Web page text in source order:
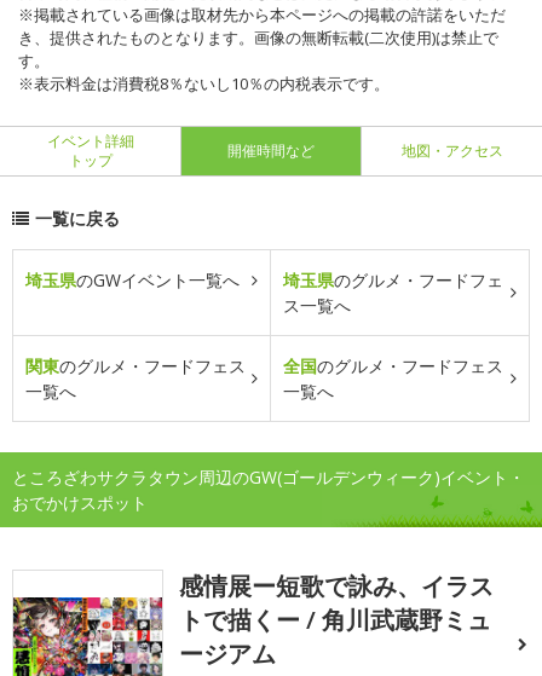
※掲載されている画像は取材先から本ページへの掲載の許諾をいただ
き、提供されたものとなります。画像の無断転載(二次使用)は禁止で
す。
※表示料金は消費税8％ないし10％の内税表示です。
イベント詳細
トップ
開催時間など 地図・アクセス
一覧に戻る
埼玉県のGWイベント一覧へ 埼玉県のグルメ・フードフェ
ス一覧へ
関東のグルメ・フードフェス
一覧へ
全国のグルメ・フードフェス
一覧へ
ところざわサクラタウン周辺のGW(ゴールデンウィーク)イベント・
おでかけスポット
感情展ー短歌で詠み、イラス
トで描くー / 角川武蔵野ミュ
ージアム